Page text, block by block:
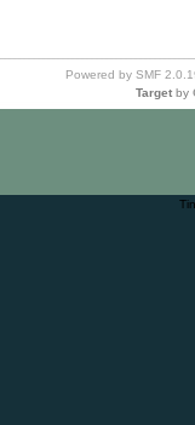
Powered by SMF
Target by